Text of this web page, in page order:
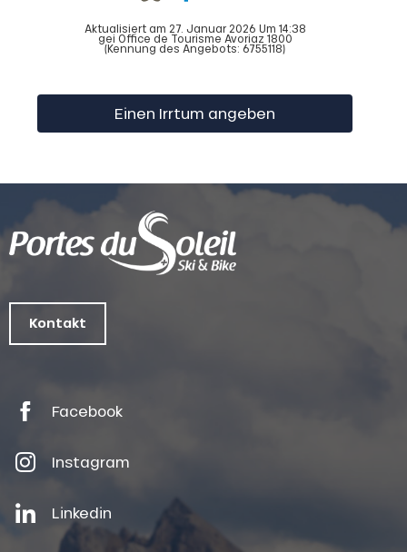
Aktualisiert am 27. Januar 2026 Um 14:38
gei Office de Tourisme Avoriaz 1800
(Kennung des Angebots: 6755118)
Einen Irrtum angeben
Kontakt
Facebook
Instagram
Linkedin